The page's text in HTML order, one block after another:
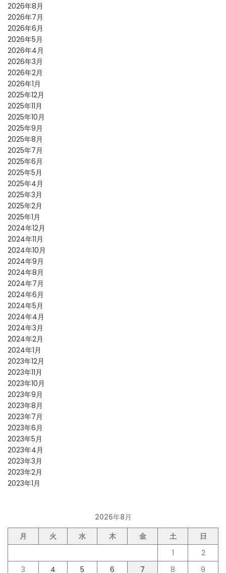
2026年8月
2026年7月
2026年6月
2026年5月
2026年4月
2026年3月
2026年2月
2026年1月
2025年12月
2025年11月
2025年10月
2025年9月
2025年8月
2025年7月
2025年6月
2025年5月
2025年4月
2025年3月
2025年2月
2025年1月
2024年12月
2024年11月
2024年10月
2024年9月
2024年8月
2024年7月
2024年6月
2024年5月
2024年4月
2024年3月
2024年2月
2024年1月
2023年12月
2023年11月
2023年10月
2023年9月
2023年8月
2023年7月
2023年6月
2023年5月
2023年4月
2023年3月
2023年2月
2023年1月
2026年8月
月
火 水 木 金 土
日
1
2
3
4 5 6 7 8 9